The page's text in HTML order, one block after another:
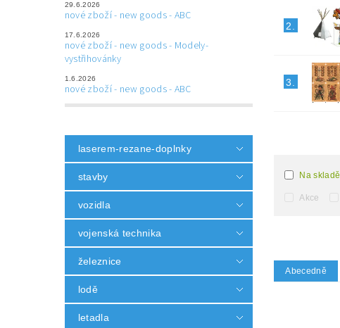
29.6.2026
nové zboží - new goods - ABC
17.6.2026
nové zboží - new goods - Modely-
vystřihovánky
1.6.2026
nové zboží - new goods - ABC
laserem-rezane-doplnky
stavby
vozidla
vojenská technika
železnice
lodě
letadla
2.
3.
Na skladě
Akce
Abecedně